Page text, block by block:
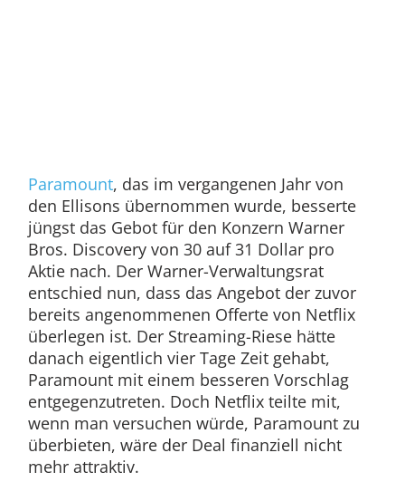
Paramount, das im vergangenen Jahr von
den Ellisons übernommen wurde, besserte
jüngst das Gebot für den Konzern Warner
Bros. Discovery von 30 auf 31 Dollar pro
Aktie nach. Der Warner-Verwaltungsrat
entschied nun, dass das Angebot der zuvor
bereits angenommenen Offerte von Netflix
überlegen ist. Der Streaming-Riese hätte
danach eigentlich vier Tage Zeit gehabt,
Paramount mit einem besseren Vorschlag
entgegenzutreten. Doch Netflix teilte mit,
wenn man versuchen würde, Paramount zu
überbieten, wäre der Deal finanziell nicht
mehr attraktiv.